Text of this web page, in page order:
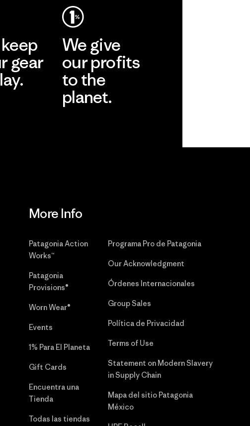
gear
We give
our profits
to the
planet.
More Info
Patagonia Action
Works™
Patagonia
Provisions®
Worn Wear®
Events
1% Para El Planeta
Gift Cards
Encuentra una
Tienda
Todas las tiendas
Programa Pro de Patagonia
Our Acknowledgment
Órdenes Internacionales
Group Sales
Política de Privacidad
Terms of Use
Statement on Modern Slavery
in Supply Chain
Mapa del sitio Patagonia
México